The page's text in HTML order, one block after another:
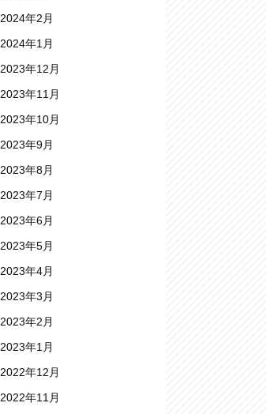
2024年2月
2024年1月
2023年12月
2023年11月
2023年10月
2023年9月
2023年8月
2023年7月
2023年6月
2023年5月
2023年4月
2023年3月
2023年2月
2023年1月
2022年12月
2022年11月